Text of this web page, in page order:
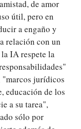
de amor
útil, pero en
a engaño y
relación con un
IA respete la
"marcos jurídicos
educación de los
a su tarea",
sólo por